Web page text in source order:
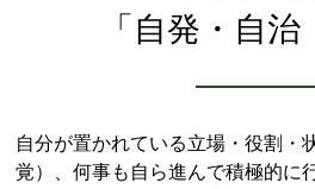
「自発・自治
自分が置かれている立場・役割・
覚）、何事も自ら進んで積極的に